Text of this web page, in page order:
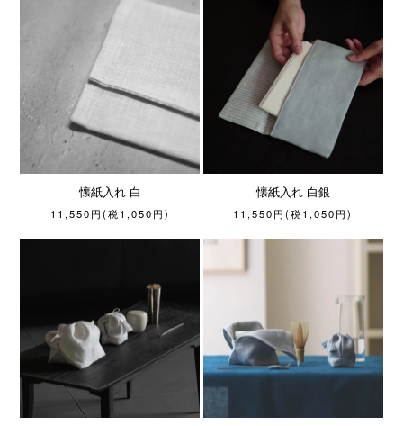
懐紙入れ 白
11,550円(税1,050円)
懐紙入れ 白銀
11,550円(税1,050円)